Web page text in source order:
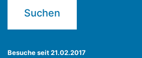
Besuche seit 21.02.2017